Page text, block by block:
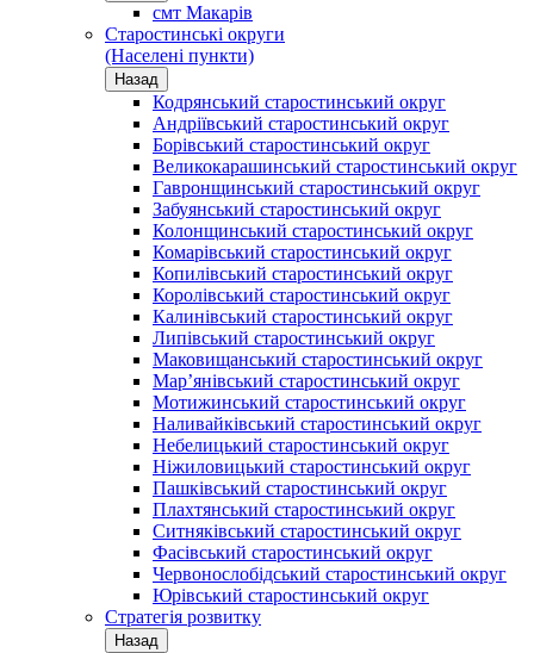
смт Макарів
Старостинські округи
(Населені пункти)
Назад
Кодрянський старостинський округ
Андріївський старостинський округ
Борівський старостинський округ
Великокарашинський старостинський округ
Гавронщинський старостинський округ
Забуянський старостинський округ
Колонщинський старостинський округ
Комарівський старостинський округ
Копилівський старостинський округ
Королівський старостинський округ
Калинівський старостинський округ
Липівський старостинський округ
Маковищанський старостинський округ
Мар’янівський старостинський округ
Мотижинський старостинський округ
Наливайківський старостинський округ
Небелицький старостинський округ
Ніжиловицький старостинський округ
Пашківський старостинський округ
Плахтянський старостинський округ
Ситняківський старостинський округ
Фасівський старостинський округ
Червонослобідський старостинський округ
Юрівський старостинський округ
Стратегія розвитку
Назад